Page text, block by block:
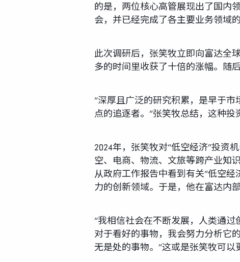
的是，两位核心高管展现出了国内
会，并已经完成了各主要业务领域
此次调研后，张笑牧立即向富达全
多的时间里收获了十倍的涨幅。随
“深厚且广泛的研究积累，是早于
点的追逐者。”张笑牧总结，这种投
2024年，张笑牧对“低空经济”投资
空、电商、物流、文旅等跨产业知
从政府工作报告中看到有关“低空
力的创新领域。于是，他在富达内
“我相信社会在不断发展，人类通过
对于看好的事物，我会努力分析它
无是处的事物。”这或是张笑牧可以